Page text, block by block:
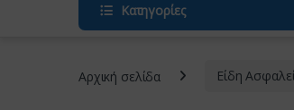
Κατηγορίες
Αρχική σελίδα Είδη